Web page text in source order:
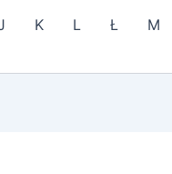
K L Ł M